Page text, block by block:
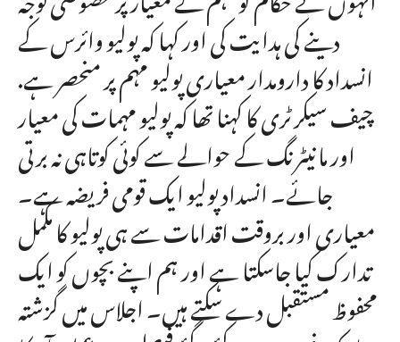
دینے کی ہدایت کی اور کہا کہ پولیو وائرس کے
انسداد کا دارومدار معیاری پولیو مہم پر منحصر ہے.
چیف سیکرٹری کا کہنا تھا کہ پولیو مہمات کی معیار
اور مانیٹرنگ کے حوالے سے کوئی کوتاہی نہ برتی
جائے۔ انسداد پولیو ایک قومی فریضہ ہے۔
معیاری اور بروقت اقدامات سے ہی پولیو کا مکمل
تدارک کیا جاسکتا ہے اور ہم اپنے بچوں کو ایک
محفوظ مستقبل دے سکتے ہیں۔ اجلاس میں گزشتہ